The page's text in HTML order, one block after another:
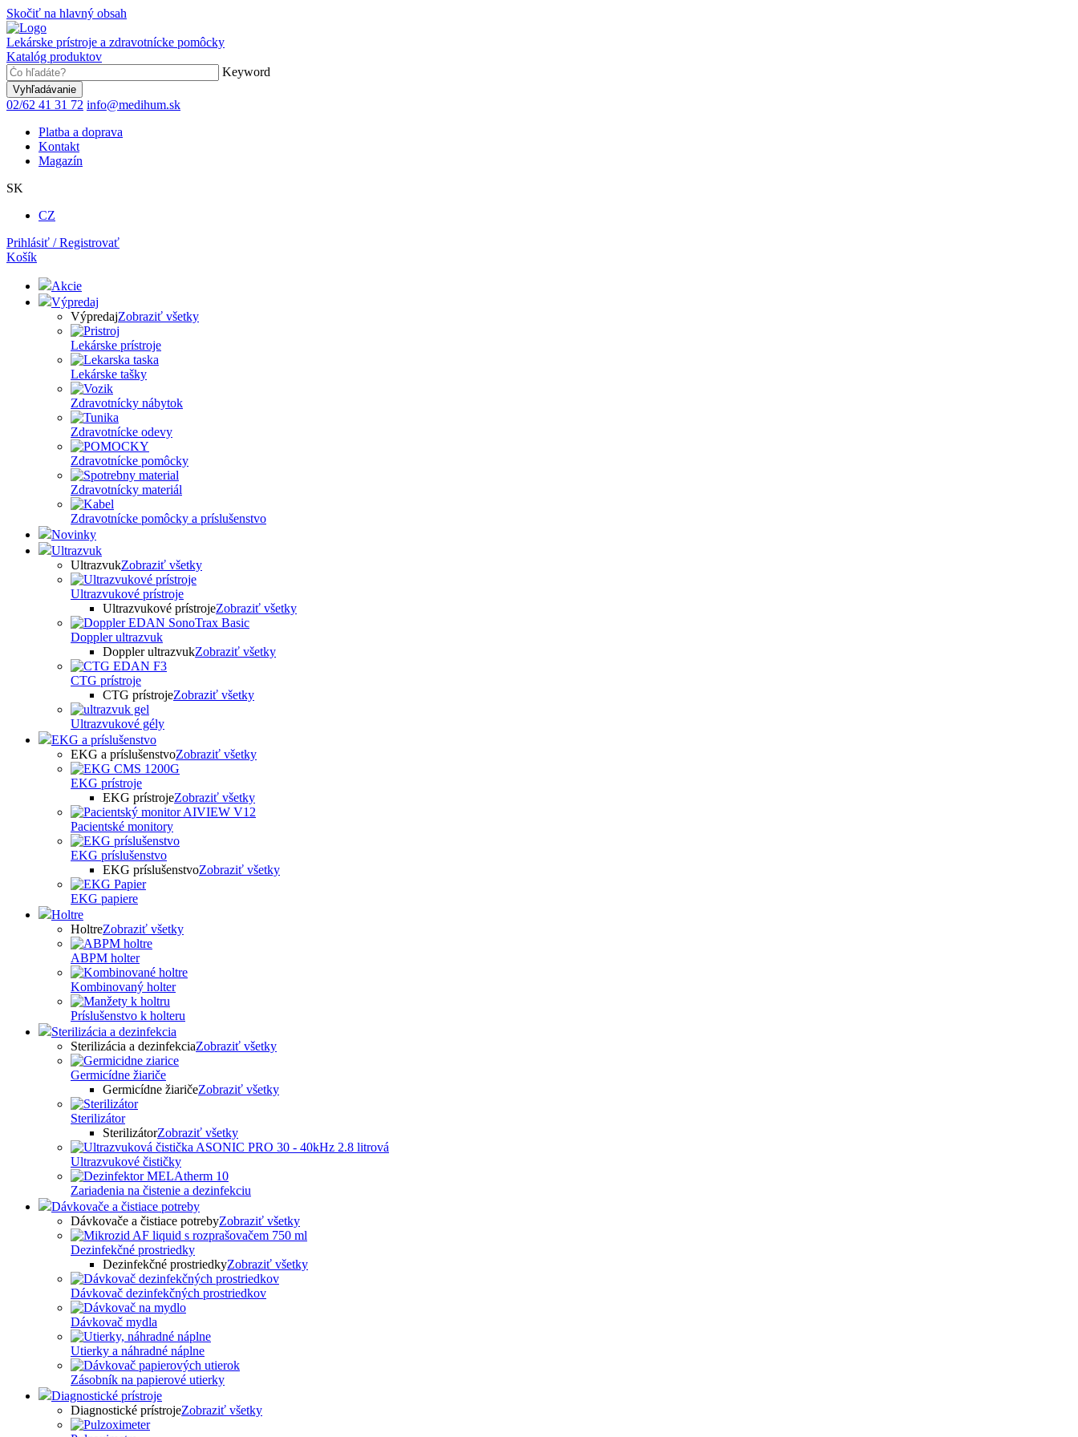
Skočiť na hlavný obsah
Lekárske prístroje a zdravotnícke pomôcky
Katalóg produktov
Keyword
02/62 41 31 72 info@medihum.sk
Platba a doprava
Kontakt
Magazín
SK
CZ
Prihlásiť / Registrovať
Košík
Akcie
Výpredaj
VýpredajZobraziť všetky
Lekárske prístroje
Lekárske tašky
Zdravotnícky nábytok
Zdravotnícke odevy
Zdravotnícke pomôcky
Zdravotnícky materiál
Zdravotnícke pomôcky a príslušenstvo
Novinky
Ultrazvuk
UltrazvukZobraziť všetky
Ultrazvukové prístroje
Ultrazvukové prístrojeZobraziť všetky
Doppler ultrazvuk
Doppler ultrazvukZobraziť všetky
CTG prístroje
CTG prístrojeZobraziť všetky
Ultrazvukové gély
EKG a príslušenstvo
EKG a príslušenstvoZobraziť všetky
EKG prístroje
EKG prístrojeZobraziť všetky
Pacientské monitory
EKG príslušenstvo
EKG príslušenstvoZobraziť všetky
EKG papiere
Holtre
HoltreZobraziť všetky
ABPM holter
Kombinovaný holter
Príslušenstvo k holteru
Sterilizácia a dezinfekcia
Sterilizácia a dezinfekciaZobraziť všetky
Germicídne žiariče
Germicídne žiaričeZobraziť všetky
Sterilizátor
SterilizátorZobraziť všetky
Ultrazvukové čističky
Zariadenia na čistenie a dezinfekciu
Dávkovače a čistiace potreby
Dávkovače a čistiace potrebyZobraziť všetky
Dezinfekčné prostriedky
Dezinfekčné prostriedkyZobraziť všetky
Dávkovač dezinfekčných prostriedkov
Dávkovač mydla
Utierky a náhradné náplne
Zásobník na papierové utierky
Diagnostické prístroje
Diagnostické prístrojeZobraziť všetky